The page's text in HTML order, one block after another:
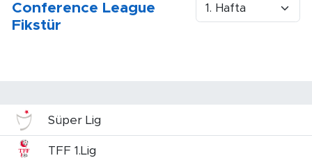
Conference League
Fikstür
Süper Lig
TFF 1.Lig